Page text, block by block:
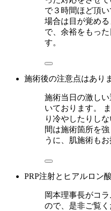
で３時間ほど頂
場合は目が覚め
で、余裕をもっ
す。
施術後の注意点はあり
施術当日の激し
いております。
り冷やしたりし
間は施術箇所を
うに、肌施術もお
PRP注射とヒアルロン
岡本理事長がコ
ので、是非ご覧く